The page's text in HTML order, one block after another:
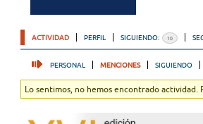
ACTIVIDAD PERFIL SIGUIENDO: 10
PERSONAL MENCIONES SIGUIENDO
Lo sentimos, no hemos encontrado